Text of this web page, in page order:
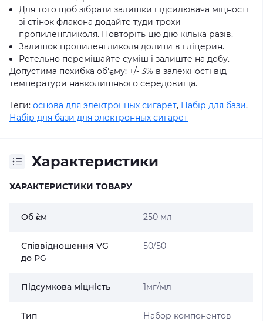
Для того щоб зібрати залишки підсилювача міцності
зі стінок флакона додайте туди трохи
пропиленгликоля. Повторіть цю дію кілька разів.
Залишок пропиленгликоля долити в гліцерин.
Ретельно перемішайте суміш і залиште на добу.
Допустима похибка об'єму: +/- 3% в залежності від
температури навколишнього середовища.
Теги: основа для электронных сигарет, Набір для бази,
Набір для бази для электронных сигарет
Характеристики
ХАРАКТЕРИСТИКИ ТОВАРУ
Об `єм 250 мл
Співвідношення VG
до PG
50/50
Підсумкова міцність 1мг/мл
Тип Набор компонентов